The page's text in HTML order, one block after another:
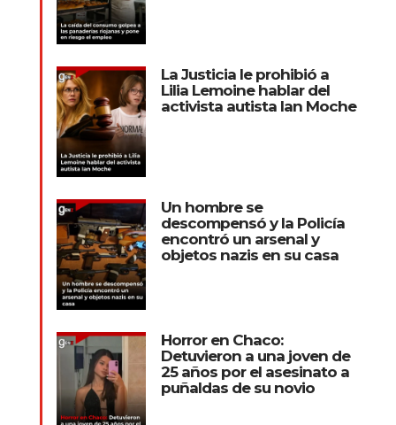
La Justicia le prohibió a
Lilia Lemoine hablar del
activista autista Ian Moche
Un hombre se
descompensó y la Policía
encontró un arsenal y
objetos nazis en su casa
Horror en Chaco:
Detuvieron a una joven de
25 años por el asesinato a
puñaldas de su novio